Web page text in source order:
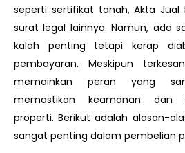
seperti sertifikat tanah, Akta Jual
surat legal lainnya. Namun, ada
kalah penting tetapi kerap
pembayaran. Meskipun
memainkan peran yang
memastikan keamanan dan
properti. Berikut adalah alasan-
sangat penting dalam pembelian